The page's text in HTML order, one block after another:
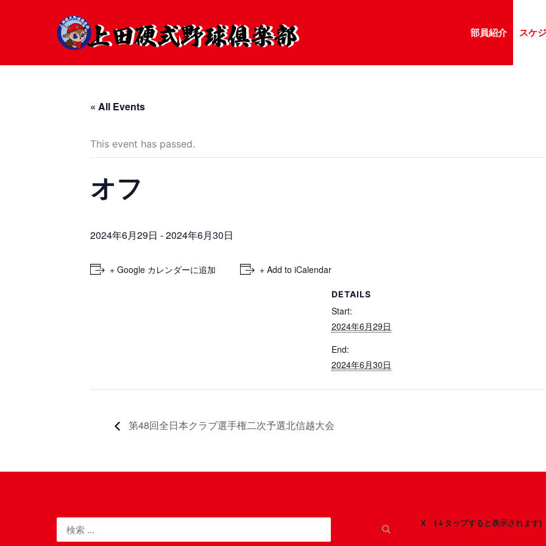
部員紹介 スケ
« All Events
This event has passed.
オフ
2024年6月29日 -2024年6月30日
+ Google カレンダーに追加 + Add to iCalendar
DETAILS
Start:
2024年6月29日
End:
2024年6月30日
第48回全日本クラブ選手権二次予選北信越大会
X (↓タップすると表示されます)